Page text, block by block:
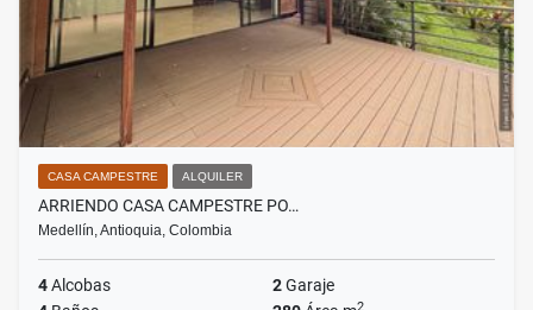
CASA CAMPESTRE ALQUILER
ARRIENDO CASA CAMPESTRE PO…
Medellín, Antioquia, Colombia
4Alcobas 2Garaje